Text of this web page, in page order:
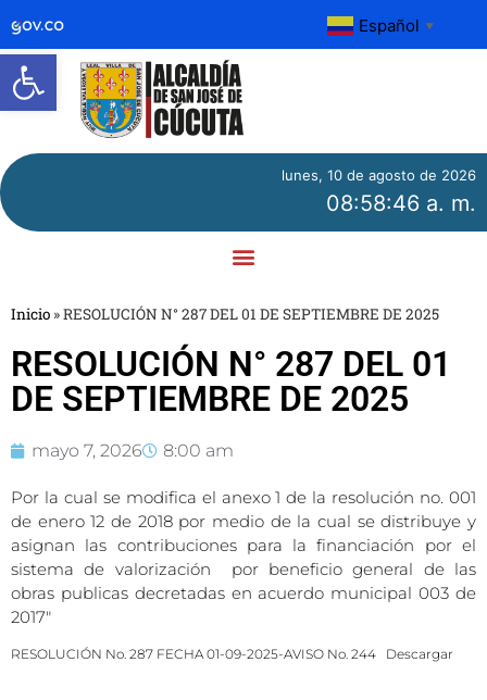
Abrir barra de herramientas
Español ▼
lunes, 10 de agosto de 2026
08:58:46 a. m.
Inicio »RESOLUCIÓN N° 287 DEL 01 DE SEPTIEMBRE DE 2025
RESOLUCIÓN N° 287 DEL 01
DE SEPTIEMBRE DE 2025
mayo 7, 2026 8:00 am
Por la cual se modifica el anexo 1 de la resolución no. 001
de enero 12 de 2018 por medio de la cual se distribuye y
asignan las contribuciones para la financiación por el
sistema de valorización por beneficio general de las
obras publicas decretadas en acuerdo municipal 003 de
2017″
RESOLUCIÓN No. 287 FECHA 01-09-2025-AVISO No. 244 Descargar